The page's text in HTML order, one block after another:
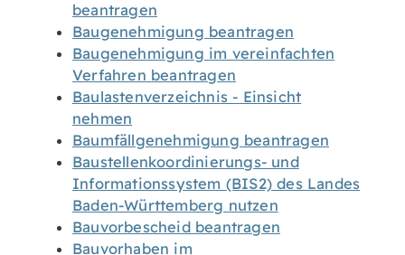
beantragen
Baugenehmigung beantragen
Baugenehmigung im vereinfachten
Verfahren beantragen
Baulastenverzeichnis - Einsicht
nehmen
Baumfällgenehmigung beantragen
Baustellenkoordinierungs- und
Informationssystem (BIS2) des Landes
Baden-Württemberg nutzen
Bauvorbescheid beantragen
Bauvorhaben im